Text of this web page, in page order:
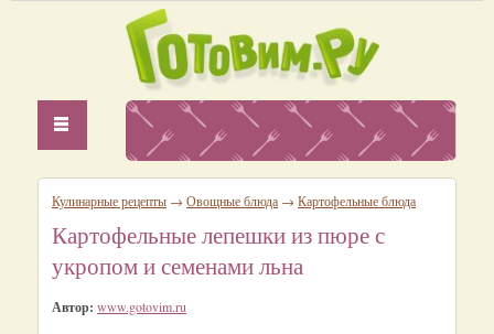
Кулинарные рецепты → Овощные блюда → Картофельные блюда
Картофельные лепешки из пюре с
укропом и семенами льна
Автор: www.gotovim.ru